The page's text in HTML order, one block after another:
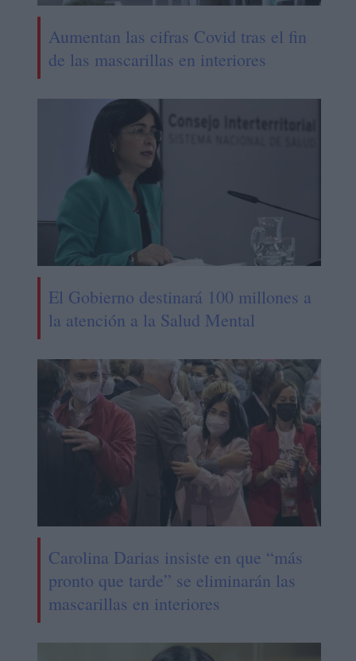
Aumentan las cifras Covid tras el fin
de las mascarillas en interiores
El Gobierno destinará 100 millones a
la atención a la Salud Mental
Carolina Darias insiste en que “más
pronto que tarde” se eliminarán las
mascarillas en interiores